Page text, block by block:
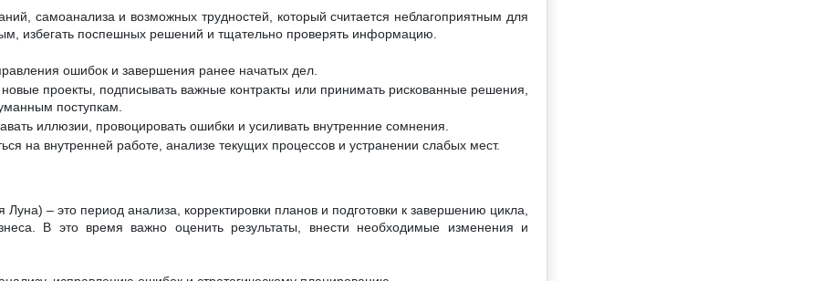
самоанализа и возможных трудностей, который считается неблагоприятным для
избегать поспешных решений и тщательно проверять информацию.
ошибок и завершения ранее начатых дел.
проекты, подписывать важные контракты или принимать рискованные решения,
поступкам.
иллюзии, провоцировать ошибки и усиливать внутренние сомнения.
на внутренней работе, анализе текущих процессов и устранении слабых мест.
– это период анализа, корректировки планов и подготовки к завершению цикла,
В это время важно оценить результаты, внести необходимые изменения и